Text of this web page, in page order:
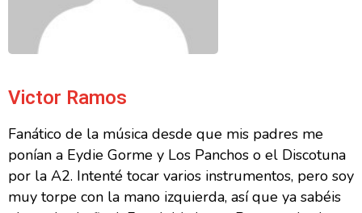
Victor Ramos
Fanático de la música desde que mis padres me
ponían a Eydie Gorme y Los Panchos o el Discotuna
por la A2. Intenté tocar varios instrumentos, pero soy
muy torpe con la mano izquierda, así que ya sabéis